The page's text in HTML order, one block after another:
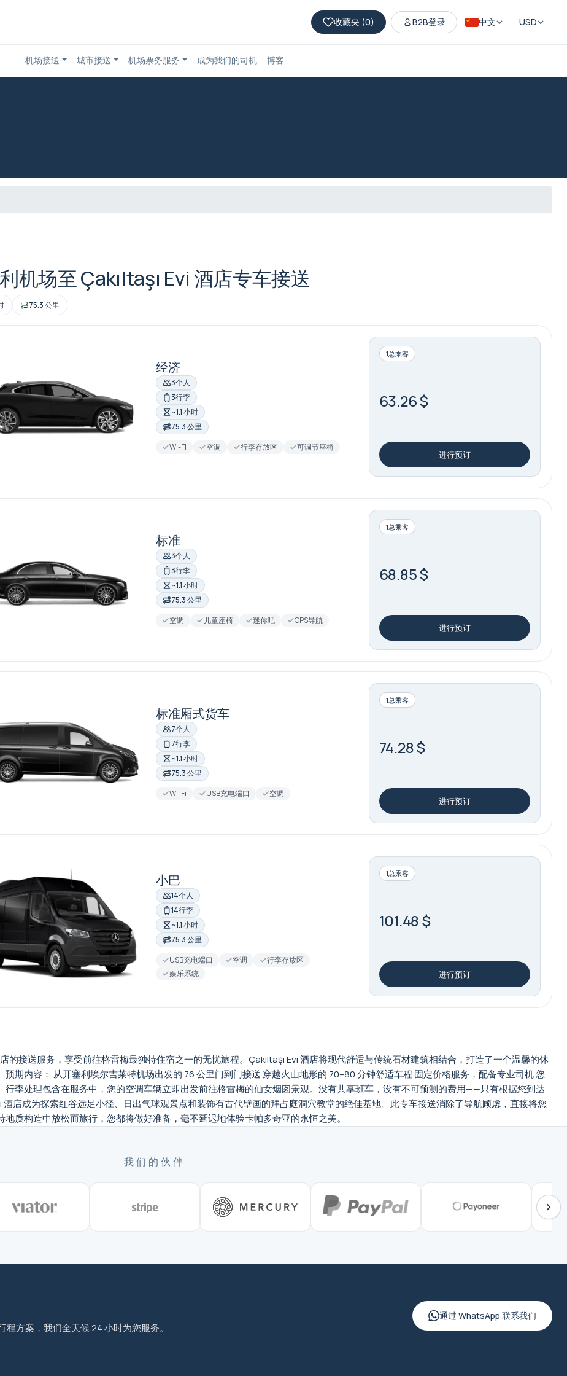
收藏夹 (0) B2B登录 中文 USD
机场接送 城市接送 机场票务服务 成为我们的司机 博客
机场至 Çakıltaşı Evi 酒店专车接送
75.3 公里
经济
3个人
3行李
~1.1 小时
75.3 公里
Wi-Fi
空调 行李存放区 可调节座椅
1总乘客
63.26 $
进行预订
标准
3个人
3行李
~1.1 小时
75.3 公里
空调
儿童座椅 迷你吧 GPS导航
1总乘客
68.85 $
进行预订
标准厢式货车
7个人
7行李
~1.1 小时
75.3 公里
Wi-Fi
USB充电端口 空调
1总乘客
74.28 $
进行预订
小巴
14个人
14行李
~1.1 小时
75.3 公里
USB充电端口
空调
行李存放区
娱乐系统
1总乘客
101.48 $
进行预订
的接送服务，享受前往格雷梅最独特住宿之一的无忧旅程。Çakıltaşı Evi 酒店将现代舒适与传统石材建筑相结合，打造了一个温馨的休
期内容： 从开塞利埃尔吉莱特机场出发的 76 公里门到门接送 穿越火山地形的 70–80 分钟舒适车程 固定价格服务，配备专业司机 您
李处理包含在服务中，您的空调车辆立即出发前往格雷梅的仙女烟囱景观。没有共享班车，没有不可预测的费用——只有根据您到达
酒店成为探索红谷远足小径、日出气球观景点和装饰有古代壁画的拜占庭洞穴教堂的绝佳基地。此专车接送消除了导航顾虑，直接将您
质构造中放松而旅行，您都将做好准备，毫不延迟地体验卡帕多奇亚的永恒之美。
我们的伙伴
方案，我们全天候 24 小时为您服务。
通过 WhatsApp 联系我们